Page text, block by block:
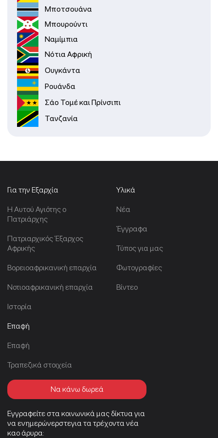
Μποτσουάνα
Μπουρούντι
Ναμίμπια
Νότια Αφρική
Ουγκάντα
Ρουάνδα
Σάο Τομέ και Πρίνσιπι
Τανζανία
Για την Εξαρχία
Η Αυτού Αγιότης ο
Πατριάρχης
Πατριαρχικός Έξαρχος
Αφρικής
Βορειοαφρικανική επαρχία
Νοτιοαφρικανική επαρχία
Ιστορία
Υλικά
Νέα
Έγγραφα
Τύπος για μας
Φωτογραφίες
Βίντεο
Επαφή
Επαφή
Τραπεζικά στοιχεία
Να κάνω δωρεά
Εγγραφείτε στα κοινωνικά μας δίκτυα για
να ενημερώνερστεγια τα τρέχοντα νέα
καο άρυρα: